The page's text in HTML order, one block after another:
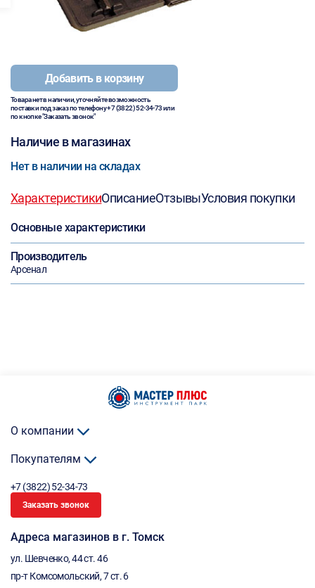
Добавить в корзину
Товара нет в наличии, уточняйте возможность
поставки под заказ по телефону+7 (3822) 52-34-73или
по кнопке "Заказать звонок"
Наличие в магазинах
Нет в наличии на складах
ХарактеристикиОписаниеОтзывыУсловия покупки
Основные характеристики
Производитель
Арсенал
О компании
Покупателям
+7 (3822) 52-34-73
Заказать звонок
Адреса магазинов в г. Томск
ул. Шевченко, 44 ст. 46
пр-т Комсомольский, 7 ст. 6